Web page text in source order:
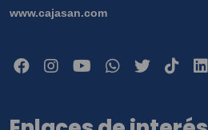
www.cajasan.com